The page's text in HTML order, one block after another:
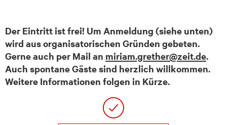
Der Eintritt ist frei! Um Anmeldung (siehe unten)
wird aus organisatorischen Gründen gebeten.
Gerne auch per Mail an miriam.grether@zeit.de.
Auch spontane Gäste sind herzlich willkommen.
Weitere Informationen folgen in Kürze.